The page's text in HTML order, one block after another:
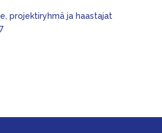
projektiryhmä ja haastajat